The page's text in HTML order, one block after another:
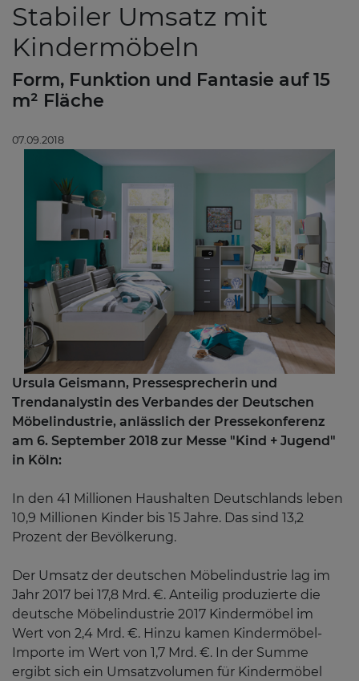
Stabiler Umsatz mit
Kindermöbeln
Form, Funktion und Fantasie auf 15
m² Fläche
07.09.2018
Ursula Geismann, Pressesprecherin und
Trendanalystin des Verbandes der Deutschen
Möbelindustrie, anlässlich der Pressekonferenz
am 6. September 2018 zur Messe "Kind + Jugend"
in Köln:
In den 41 Millionen Haushalten Deutschlands leben
10,9 Millionen Kinder bis 15 Jahre. Das sind 13,2
Prozent der Bevölkerung.
Der Umsatz der deutschen Möbelindustrie lag im
Jahr 2017 bei 17,8 Mrd. €. Anteilig produzierte die
deutsche Möbelindustrie 2017 Kindermöbel im
Wert von 2,4 Mrd. €. Hinzu kamen Kindermöbel-
Importe im Wert von 1,7 Mrd. €. In der Summe
ergibt sich ein Umsatzvolumen für Kindermöbel